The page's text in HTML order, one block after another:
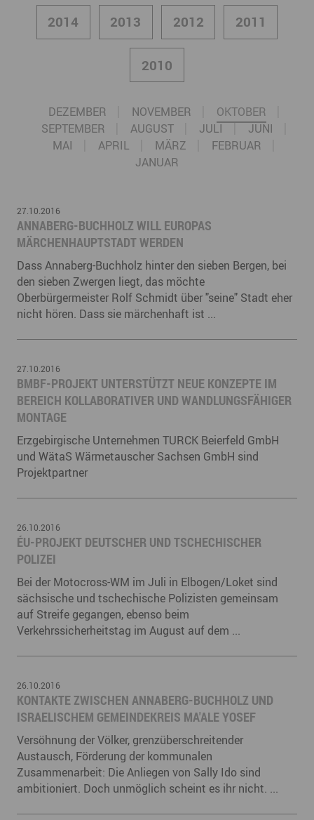
2014 2013 2012 2011
2010
DEZEMBER NOVEMBER
OKTOBER
SEPTEMBER
AUGUST JULI
JUNI
MAI
APRIL MÄRZ
FEBRUAR
JANUAR
27.10.2016
ANNABERG-BUCHHOLZ WILL EUROPAS
MÄRCHENHAUPTSTADT WERDEN
Dass Annaberg-Buchholz hinter den sieben Bergen, bei
den sieben Zwergen liegt, das möchte
Oberbürgermeister Rolf Schmidt über "seine" Stadt eher
nicht hören. Dass sie märchenhaft ist ...
27.10.2016
BMBF-PROJEKT UNTERSTÜTZT NEUE KONZEPTE IM
BEREICH KOLLABORATIVER UND WANDLUNGSFÄHIGER
MONTAGE
Erzgebirgische Unternehmen TURCK Beierfeld GmbH
und WätaS Wärmetauscher Sachsen GmbH sind
Projektpartner
26.10.2016
ÉU-PROJEKT DEUTSCHER UND TSCHECHISCHER
POLIZEI
Bei der Motocross-WM im Juli in Elbogen/Loket sind
sächsische und tschechische Polizisten gemeinsam
auf Streife gegangen, ebenso beim
Verkehrssicherheitstag im August auf dem ...
26.10.2016
KONTAKTE ZWISCHEN ANNABERG-BUCHHOLZ UND
ISRAELISCHEM GEMEINDEKREIS MA'ALE YOSEF
Versöhnung der Völker, grenzüberschreitender
Austausch, Förderung der kommunalen
Zusammenarbeit: Die Anliegen von Sally Ido sind
ambitioniert. Doch unmöglich scheint es ihr nicht. ...